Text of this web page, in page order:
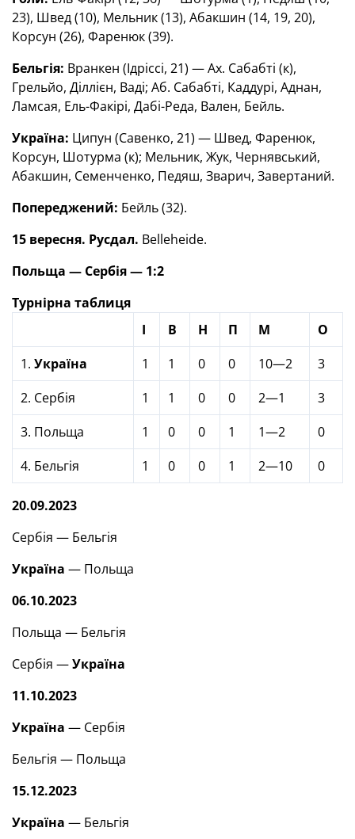
23), Швед (10), Мельник (13), Абакшин (14, 19, 20),
Корсун (26), Фаренюк (39).
Бельгія: Вранкен (Ідріссі, 21) — Ах. Сабабті (к),
Грельйо, Діллієн, Ваді; Аб. Сабабті, Каддурі, Аднан,
Ламсая, Ель-Факірі, Дабі-Реда, Вален, Бейль.
Україна: Ципун (Савенко, 21) — Швед, Фаренюк,
Корсун, Шотурма (к); Мельник, Жук, Чернявський,
Абакшин, Семенченко, Педяш, Зварич, Завертаний.
Попереджений: Бейль (32).
15 вересня. Русдал. Belleheide.
Польща — Сербія — 1:2
Турнірна таблиця
І
В Н П М
О
1. Україна 1 1 0 0 10—2
3
2. Сербія
1 1 0 0 2—1
3
3. Польща
1 0 0 1 1—2
0
4. Бельгія
1 0 0 1 2—10 0
20.09.2023
Сербія — Бельгія
Україна — Польща
06.10.2023
Польща — Бельгія
Сербія —Україна
11.10.2023
Україна — Сербія
Бельгія — Польща
15.12.2023
Україна — Бельгія